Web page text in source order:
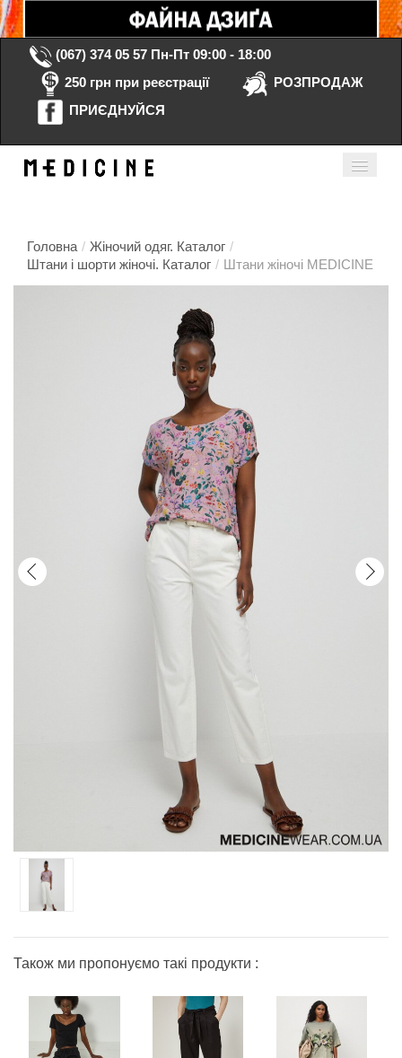
(067) 374 05 57 Пн-Пт 09:00 - 18:00
250 грн при реєстрації
РОЗПРОДАЖ
ПРИЄДНУЙСЯ
Головна / Жіночий одяг. Каталог /
Штани і шорти жіночі. Каталог / Штани жіночі MEDICINE
Також ми пропонуємо такі продукти :